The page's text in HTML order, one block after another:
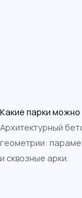
Какие парки можно
Архитектурный
геометрии:
и сквозные арки.